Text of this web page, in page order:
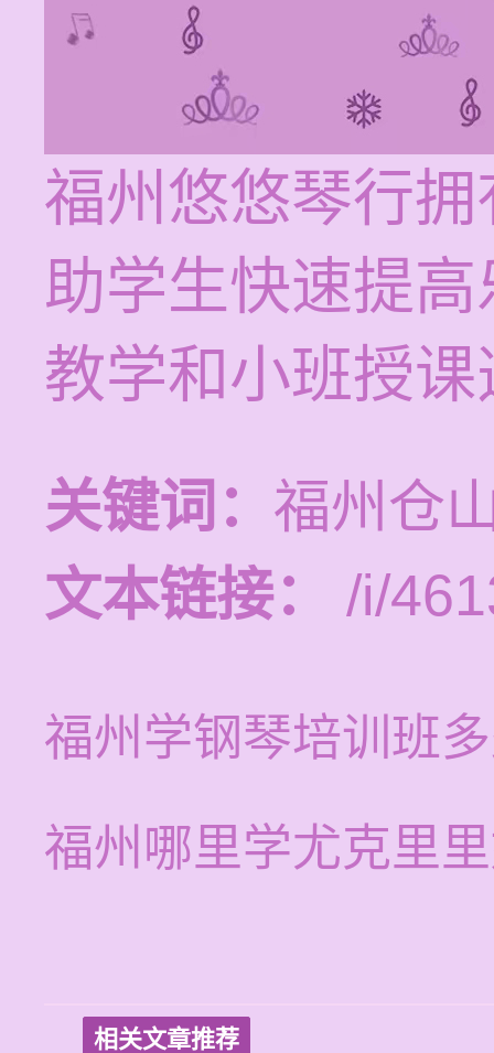
福州悠悠琴行
助学生快速提
教学和小班授
关键词： 福州仓
文本链接：
/i/
福州学钢琴培训班
福州哪里学尤克里
相关文章推荐